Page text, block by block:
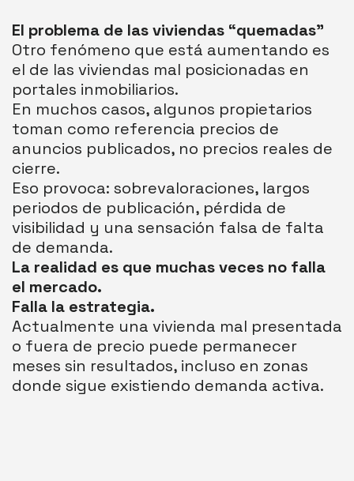
El problema de las viviendas “quemadas”
Otro fenómeno que está aumentando es
el de las viviendas mal posicionadas en
portales inmobiliarios.
En muchos casos, algunos propietarios
toman como referencia precios de
anuncios publicados, no precios reales de
cierre.
Eso provoca: sobrevaloraciones, largos
periodos de publicación, pérdida de
visibilidad y una sensación falsa de falta
de demanda.
La realidad es que muchas veces no falla
el mercado.
Falla la estrategia.
Actualmente una vivienda mal presentada
o fuera de precio puede permanecer
meses sin resultados, incluso en zonas
donde sigue existiendo demanda activa.